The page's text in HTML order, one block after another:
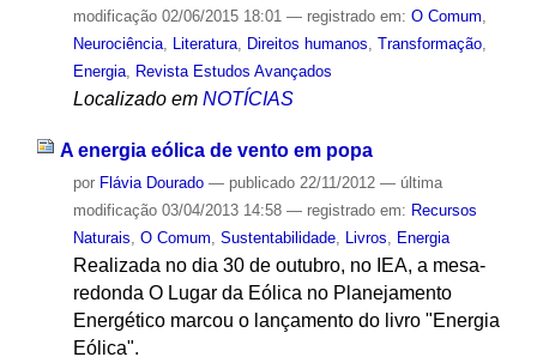
modificação02/06/2015 18:01 — registrado em: O Comum,
Neurociência, Literatura, Direitos humanos, Transformação,
Energia, Revista Estudos Avançados
Localizado em NOTÍCIAS
A energia eólica de vento em popa
por Flávia Dourado — publicado22/11/2012 — última
modificação03/04/2013 14:58 — registrado em: Recursos
Naturais O Comum Sustentabilidade, Livros Energia
Realizada no dia 30 de outubro, no IEA, a mesa-
redonda O Lugar da Eólica no Planejamento
Energético marcou o lançamento do livro "Energia
Eólica".